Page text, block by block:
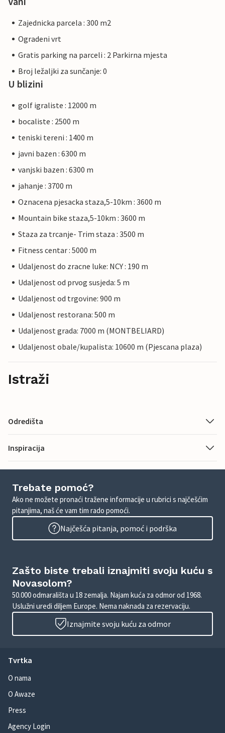
Zajednicka parcela : 300 m2
Ogradeni vrt
Gratis parking na parceli : 2 Parkirna mjesta
Broj ležaljki za sunčanje: 0
U blizini
golf igraliste : 12000 m
bocaliste : 2500 m
teniski tereni : 1400 m
javni bazen : 6300 m
vanjski bazen : 6300 m
jahanje : 3700 m
Oznacena pjesacka staza,5-10km : 3600 m
Mountain bike staza,5-10km : 3600 m
Staza za trcanje- Trim staza : 3500 m
Fitness centar : 5000 m
Udaljenost do zracne luke: NCY : 190 m
Udaljenost od prvog susjeda: 5 m
Udaljenost od trgovine: 900 m
Udaljenost restorana: 500 m
Udaljenost grada: 7000 m (MONTBELIARD)
Udaljenost obale/kupalista: 10600 m (Pjescana plaza)
Istraži
Odredišta
Inspiracija
Trebate pomoć?
Ako ne možete pronaći tražene informacije u rubrici s najčešćim
pitanjima, naš će vam tim rado pomoći.
Najčešća pitanja, pomoć i podrška
Zašto biste trebali iznajmiti svoju kuću s
Novasolom?
50.000 odmarališta u 18 zemalja. Najam kuća za odmor od 1968.
Uslužni uredi diljem Europe. Nema naknada za rezervaciju.
Iznajmite svoju kuću za odmor
Tvrtka
O nama
O Awaze
Press
Agency Login